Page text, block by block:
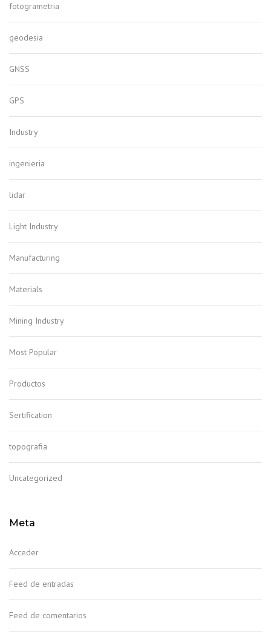
fotogrametria
geodesia
GNSS
GPS
Industry
ingenieria
lidar
Light Industry
Manufacturing
Materials
Mining Industry
Most Popular
Productos
Sertification
topografia
Uncategorized
Meta
Acceder
Feed de entradas
Feed de comentarios